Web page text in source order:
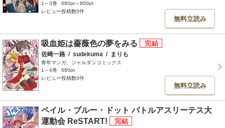
1～3巻
680pt～800pt
レビュー投稿数0件
無料立読み
吸血姫は薔薇色の夢をみる
佐崎一路 / sudekuma / まりも
青年マンガ、ジャルダンコミックス
1～4巻
680pt
レビュー投稿数0件
無料立読み
ペイル・ブルー・ドット バトルアスリーテス大
運動会 ReSTART!